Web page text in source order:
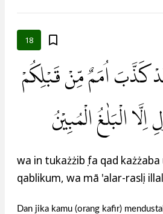
18
كَذَّبَ اُمَمٌ مِّنْ قَبْلِكُمْ
الْبَلٰغُ الْمُبِيْنُ
wa in tukażżibụ fa qad
qablikum, wa mā 'alar-rasụli
Dan jika kamu (orang kafir)